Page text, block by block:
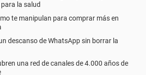
la salud
te manipulan para comprar más en
descanso de WhatsApp sin borrar la
una red de canales de 4.000 años de